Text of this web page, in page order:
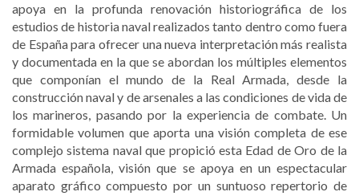
apoya en la profunda renovación historiográfica de los
estudios de historia naval realizados tanto dentro como fuera
de España para ofrecer una nueva interpretación más realista
y documentada en la que se abordan los múltiples elementos
que componían el mundo de la Real Armada, desde la
construcción naval y de arsenales a las condiciones de vida de
los marineros, pasando por la experiencia de combate. Un
formidable volumen que aporta una visión completa de ese
complejo sistema naval que propició esta Edad de Oro de la
Armada española, visión que se apoya en un espectacular
aparato gráfico compuesto por un suntuoso repertorio de